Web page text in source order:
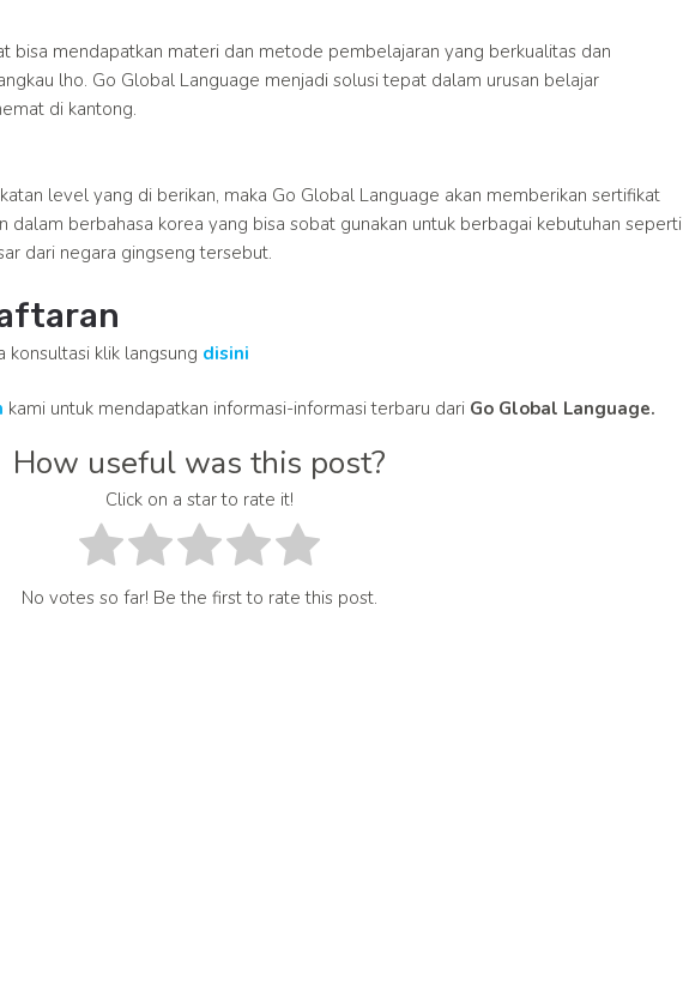
bisa mendapatkan materi dan metode pembelajaran yang berkualitas dan
lho. Go Global Language menjadi solusi tepat dalam urusan belajar
di kantong.
level yang di berikan, maka Go Global Language akan memberikan sertifikat
dalam berbahasa korea yang bisa sobat gunakan untuk berbagai kebutuhan seperti
dari negara gingseng tersebut.
konsultasi klik langsung disini
kami untuk mendapatkan informasi-informasi terbaru dari Go Global Language.
How useful was this post?
Click on a star to rate it!
No votes so far! Be the first to rate this post.